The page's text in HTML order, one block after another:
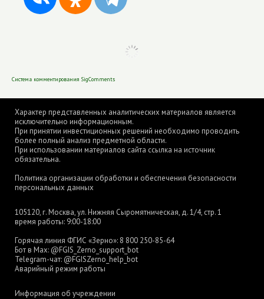
Характер представленных аналитических материалов является
исключительно информационным.
При принятии инвестиционных решений необходимо проводить
более полный анализ предметной области.
При использовании материалов сайта ссылка на источник
обязательна.
Политика организации обработки и обеспечения безопасности
персональных данных
105120, г. Москва, ул. Нижняя Сыромятническая, д. 1/4, стр. 1
время работы: 9:00-18:00
Горячая линия ФГИС «Зерно»: 8 800 250-85-64
Бот в Max: @FGIS_Zerno_support_bot
Telegram-чат: @FGISZerno_help_bot
Аварийный режим работы
Информация об учреждении